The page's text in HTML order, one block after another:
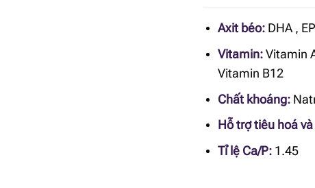
Axit béo: DHA,
Vitamin: Vitamin
Vitamin B12
Chất khoáng:
Hỗ trợ tiêu hoá
Tỉ lệ Ca/P:1.45